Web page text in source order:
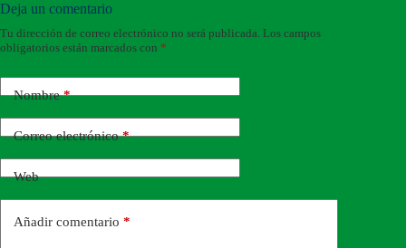
Deja un comentario
Tu dirección de correo electrónico no será publicada. Los campos
obligatorios están marcados con *
Nombre*
Correo electrónico*
Web
Añadir comentario *